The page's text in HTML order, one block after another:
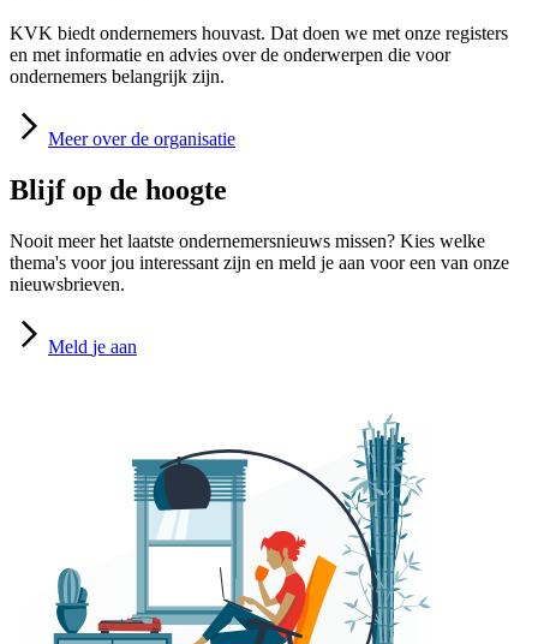
KVK biedt ondernemers houvast. Dat doen we met onze registers
en met informatie en advies over de onderwerpen die voor
ondernemers belangrijk zijn.
Meer over de organisatie
Blijf op de hoogte
Nooit meer het laatste ondernemersnieuws missen? Kies welke
thema's voor jou interessant zijn en meld je aan voor een van onze
nieuwsbrieven.
Meld je aan